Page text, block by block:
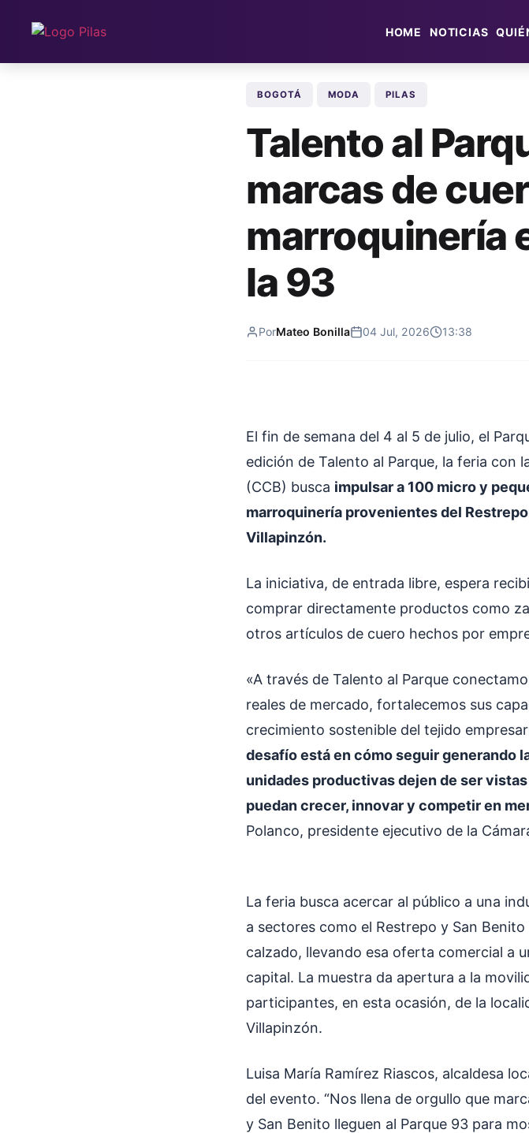
HOME NOTICIAS
BOGOTÁ MODA PILAS
Talento al
marcas de
marroquinería
la 93
PorMateo Bonilla 04 Jul, 2026 13:38
El fin de semana del 4 al 5 de julio, el
edición de Talento al Parque, la feria con
(CCB) busca impulsar a 100 micro y
marroquinería provenientes del
Villapinzón.
La iniciativa, de entrada libre, espera
comprar directamente productos como
otros artículos de cuero hechos por
«A través de Talento al Parque
reales de mercado, fortalecemos sus
crecimiento sostenible del tejido
desafío está en cómo seguir generando
unidades productivas dejen de ser
puedan crecer, innovar y competir en
Polanco, presidente ejecutivo de la
La feria busca acercar al público a una
a sectores como el Restrepo y San
calzado, llevando esa oferta comercial a
capital. La muestra da apertura a la
participantes, en esta ocasión, de la
Villapinzón.
Luisa María Ramírez Riascos, alcaldesa
del evento. “Nos llena de orgullo que
y San Benito lleguen al Parque 93 para